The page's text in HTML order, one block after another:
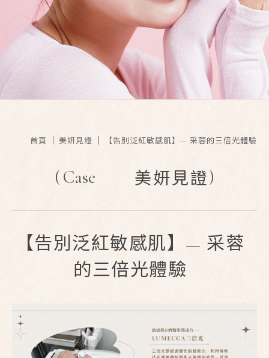
首頁 美妍見證 【告別泛紅敏感肌】— 采蓉的三倍光體驗
(Case 美妍見證)
【告別泛紅敏感肌】— 采蓉
的三倍光體驗